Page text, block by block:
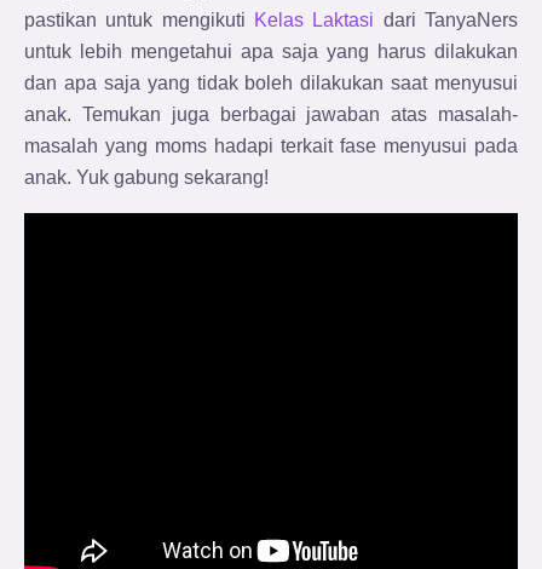
pastikan untuk mengikuti Kelas Laktasi dari TanyaNers
untuk lebih mengetahui apa saja yang harus dilakukan
dan apa saja yang tidak boleh dilakukan saat menyusui
anak. Temukan juga berbagai jawaban atas masalah-
masalah yang moms hadapi terkait fase menyusui pada
anak. Yuk gabung sekarang!